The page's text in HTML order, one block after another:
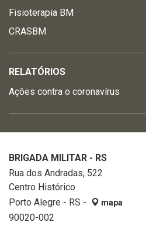
Fisioterapia BM
CRASBM
RELATÓRIOS
Ações contra o coronavírus
BRIGADA MILITAR - RS
Rua dos Andradas, 522
Centro Histórico
Porto Alegre - RS -
mapa
90020-002